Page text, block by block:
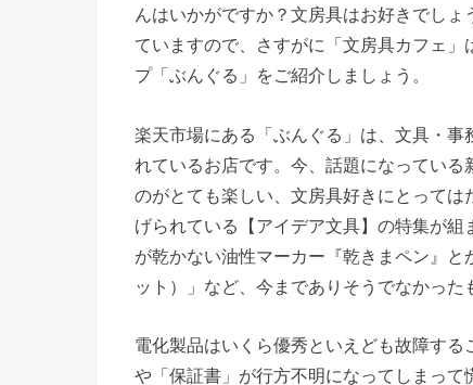
んはいかがですか？文房具はお好きでし
ていますので、さすがに「文房具カフェ
プ「ぶんぐる」をご紹介しましょう。
楽天市場にある「ぶんぐる」は、文具・事
れているお店です。今、話題になってい
のがとても楽しい、文房具好きにとって
げられている【アイデア文具】の特集が
が乾かない油性マーカー『乾きまペン』
ット）」など、今までありそうでなかった
電化製品はいくら優秀といえども故障する
や「保証書」が行方不明になってしまっ